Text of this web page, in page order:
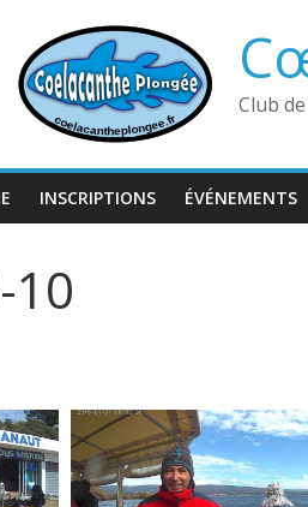
Club
INSCRIPTIONS ÉVÉNEMENTS
10